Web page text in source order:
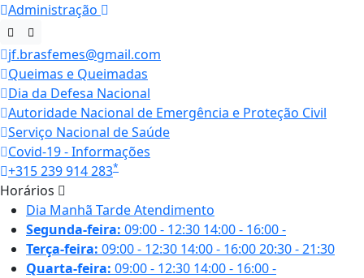
Administração
jf.brasfemes@gmail.com
Queimas e Queimadas
Dia da Defesa Nacional
Autoridade Nacional de Emergência e Proteção Civil
Serviço Nacional de Saúde
Covid-19 - Informações
+315 239 914 283*
Horários
Dia Manhã TardeAtendimento
Segunda-feira: 09:00 - 12:30 14:00 - 16:00-
Terça-feira: 09:00 - 12:30 14:00 - 16:0020:30 - 21:30
Quarta-feira: 09:00 - 12:30 14:00 - 16:00-